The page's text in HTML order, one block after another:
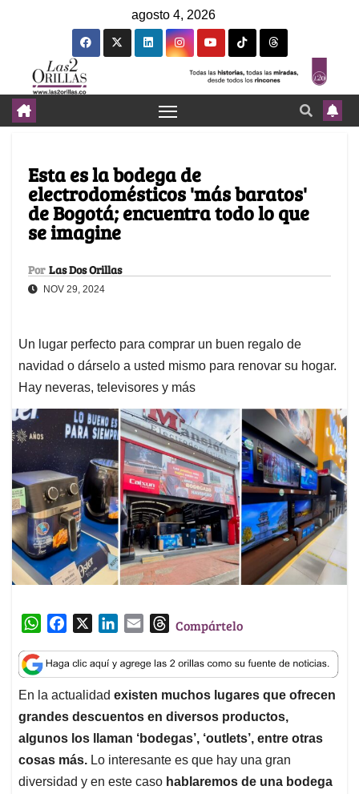
agosto 4, 2026
Esta es la bodega de
electrodomésticos 'más baratos'
de Bogotá; encuentra todo lo que
se imagine
Por Las Dos Orillas
NOV 29, 2024
Un lugar perfecto para comprar un buen regalo de
navidad o dárselo a usted mismo para renovar su hogar.
Hay neveras, televisores y más
W
a
t
s
A
p
p
c
e
b
o
o
k
n
k
e
d
I
n
a
i
l
T
r
e
a
d
s
Compártelo
En la actualidad existen muchos lugares que ofrecen
grandes descuentos en diversos productos,
algunos los llaman ‘bodegas’, ‘outlets’, entre otras
cosas más. Lo interesante es que hay una gran
diversidad y en este caso hablaremos de una bodega